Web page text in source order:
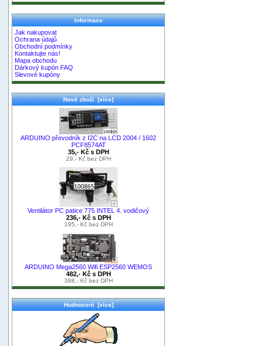
Informace
Jak nakupovat
Ochrana údajů
Obchodní podmínky
Kontaktujte nás!
Mapa obchodu
Dárkový kupón FAQ
Slevové kupóny
Nové zboží [více]
ARDUINO převodník z I2C na LCD 2004 / 1602
PCF8574AT
35,- Kč s DPH
29,- Kč bez DPH
Ventilátor PC patice 775 INTEL 4. vodičový
236,- Kč s DPH
195,- Kč bez DPH
ARDUINO Mega2560 Wifi ESP2560 WEMOS
482,- Kč s DPH
398,- Kč bez DPH
Hodnocení [více]